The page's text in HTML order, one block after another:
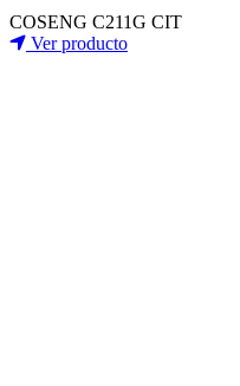
COSENG C211G CIT
Ver producto